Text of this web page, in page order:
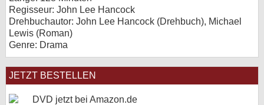
Regisseur: John Lee Hancock
Drehbuchautor: John Lee Hancock (Drehbuch), Michael
Lewis (Roman)
Genre: Drama
JETZT BESTELLEN
DVD jetzt bei Amazon.de